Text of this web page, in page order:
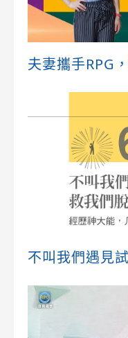
夫妻攜手RPG
不叫我們遇見